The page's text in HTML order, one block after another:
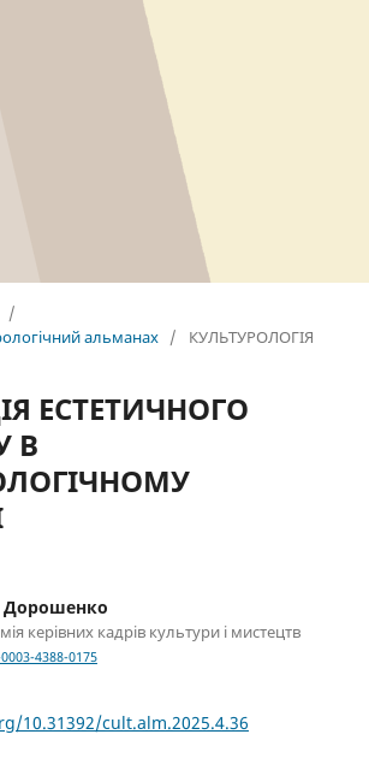
/
альманах / КУЛЬТУРОЛОГІЯ
ЕСТЕТИЧНОГО
В
Дорошенко
керівних кадрів культури і мистецтв
4388-0175
10.31392/cult.alm.2025.4.36